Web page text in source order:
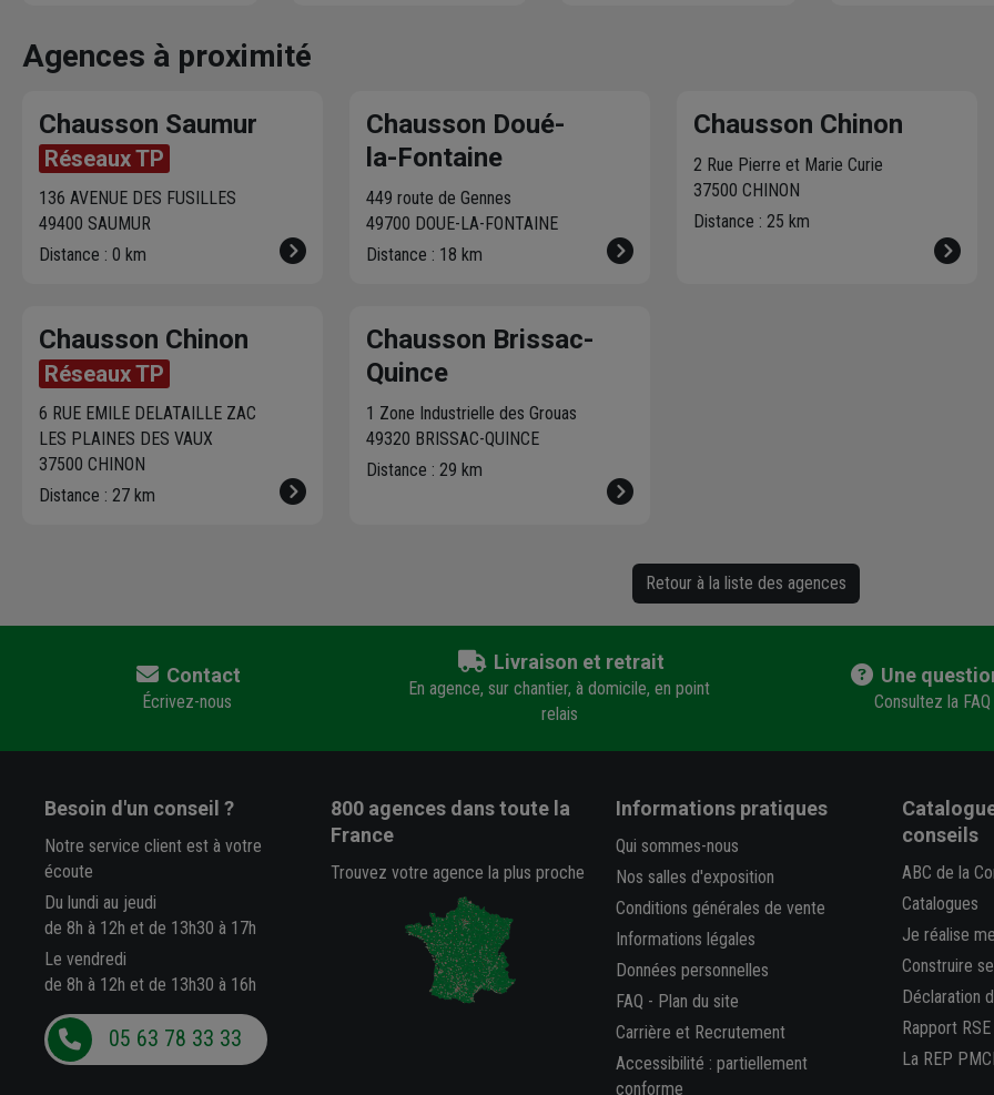
livraison. Bonus : Nous livrons
jusqu'au 7ème étage.
Agences à proximité
Chausson Saumur
Réseaux TP
136 AVENUE DES FUSILLES
49400 SAUMUR
Distance : 0 km
Chausson Doué-
la-Fontaine
449 route de Gennes
49700 DOUE-LA-FONTAINE
Distance : 18 km
Chausson Chinon
2 Rue Pierre et Marie Curie
37500 CHINON
Distance : 25 km
Chausson Chinon
Réseaux TP
6 RUE EMILE DELATAILLE ZAC
LES PLAINES DES VAUX
37500 CHINON
Distance : 27 km
Chausson Brissac-
Quince
1 Zone Industrielle des Grouas
49320 BRISSAC-QUINCE
Distance : 29 km
Retour à la liste des agences
Contact
Écrivez-nous
Livraison et retrait
En agence, sur chantier, à domicile, en point
relais
Une
Consultez la FAQ
Besoin d'un conseil ?
Notre service client est à votre
écoute
Du lundi au jeudi
de 8h à 12h et de 13h30 à 17h
Le vendredi
de 8h à 12h et de 13h30 à 16h
05 63 78 33 33
800 agencesdans toute la
France
Trouvez votre agence la plus proche
Informations pratiques
Qui sommes-nous
Nos salles d'exposition
Conditions générales de vente
Informations légales
Données personnelles
FAQ - Plan du site
Carrière et Recrutement
Accessibilité : partiellement
conforme
conseils
ABC de la
Catalogues
Je réalise
Construire
Déclaration
Rapport RSE
La REP